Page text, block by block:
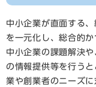
中小企業が直面する
を一元化し、総合的か
中小企業の課題解決
の情報提供等を行う
業や創業者のニーズに